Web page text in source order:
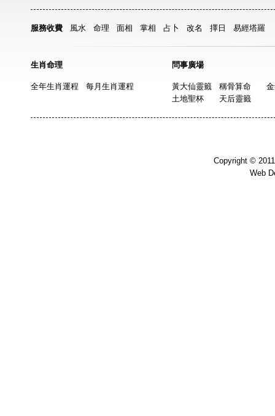
服務收費 風水 命理 面相 掌相 占卜 改名 擇日 易經塔羅
生肖命理
全年生肖運程 每月生肖運程
問事廣場
黃大仙靈籤 稱骨算命
土地聖杯
天后靈籤
Copyright ©
Web